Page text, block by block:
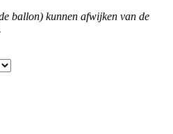
ballon) kunnen afwijken van de